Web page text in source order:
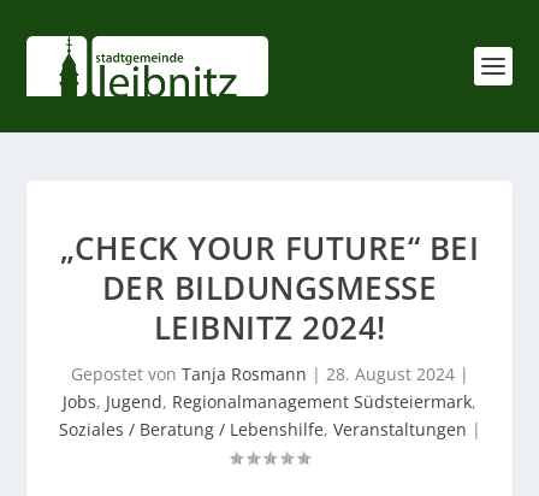
„CHECK YOUR FUTURE“ BEI
DER BILDUNGSMESSE
LEIBNITZ 2024!
Gepostet von Tanja Rosmann | 28. August 2024|
Jobs, Jugend, Regionalmanagement Südsteiermark,
Soziales / Beratung / Lebenshilfe, Veranstaltungen |